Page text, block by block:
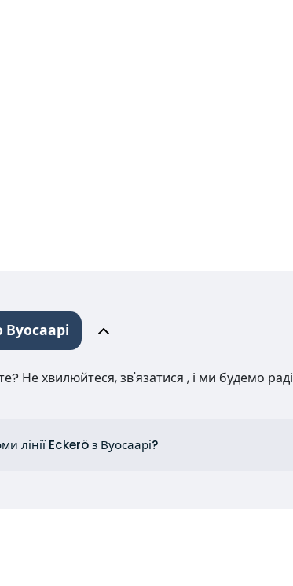
Не хвилюйтеся, зв'язатися , і ми будемо раді
лінії Eckerö з Вуосаарі?